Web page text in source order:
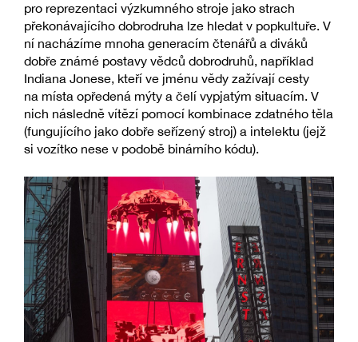
pro reprezentaci výzkumného stroje jako strach
překonávajícího dobrodruha lze hledat v popkultuře. V
ní nacházíme mnoha generacím čtenářů a diváků
dobře známé postavy vědců dobrodruhů, například
Indiana Jonese, kteří ve jménu vědy zažívají cesty
na místa opředená mýty a čelí vypjatým situacím. V
nich následně vítězí pomocí kombinace zdatného těla
(fungujícího jako dobře seřízený stroj) a intelektu (jejž
si vozítko nese v podobě binárního kódu).